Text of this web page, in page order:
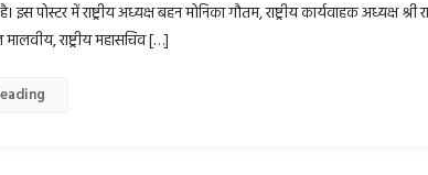
इस पोस्टर में राष्ट्रीय अध्यक्ष बहन मोनिका गौतम, राष्ट्रीय कार्यवाहक अध्यक्ष
राष्ट्रीय महासचिव […]